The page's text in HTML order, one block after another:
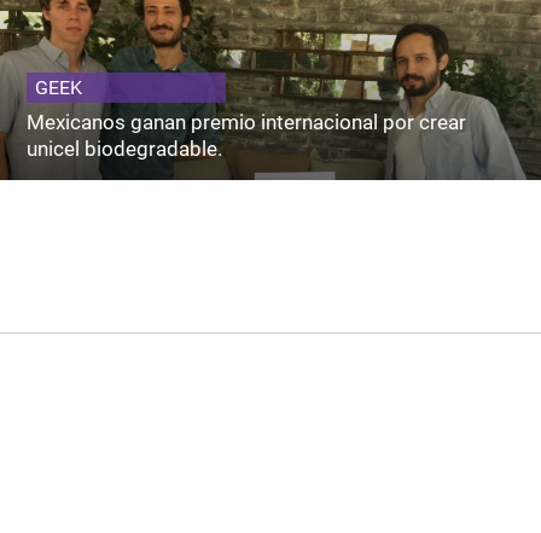
GEEK
Mexicanos ganan premio internacional por crear
unicel biodegradable.